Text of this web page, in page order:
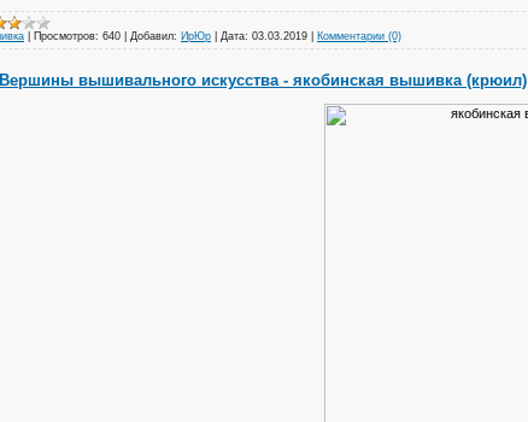
Просмотров: 640 Добавил: ИрЮр Дата: 03.03.2019 Комментарии (0)
Вершины вышивального искусства - якобинская вышивка (крюил)